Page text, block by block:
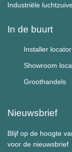
Industriële
In de buurt
Installer locator
Showroom
Groothandels
Nieuwsbrief
Blijf op de hoogte
voor de nieuwsbrief